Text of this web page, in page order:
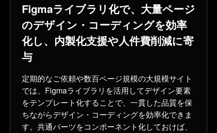
Figmaライブラリ化で、大量ページ
のデザイン・コーディングを効率
化し、内製化支援や人件費削減に寄
与
定期的なご依頼や数百ページ規模の大規模サイト
では、Figmaライブラリを活用してデザイン要素
をテンプレート化することで、一貫した品質を保
ちながらデザイン・コーディングを効率化できま
す。共通パーツをコンポーネント化しておけば、